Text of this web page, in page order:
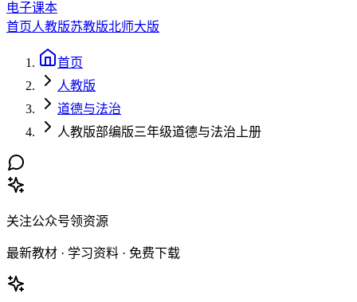
电子课本
首页人教版苏教版北师大版
首页
人教版
道德与法治
人教版部编版三年级道德与法治上册
关注公众号领资源
最新教材 · 学习资料 · 免费下载